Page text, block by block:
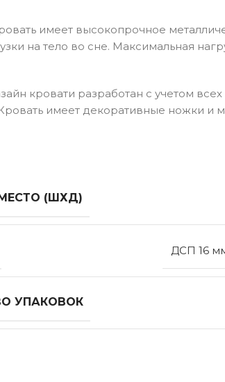
имеет высокопрочное
на тело во сне. Максимальная
кровати разработан с учетом
имеет декоративные ножки и
(ШХД)
ДСП 16
УПАКОВОК